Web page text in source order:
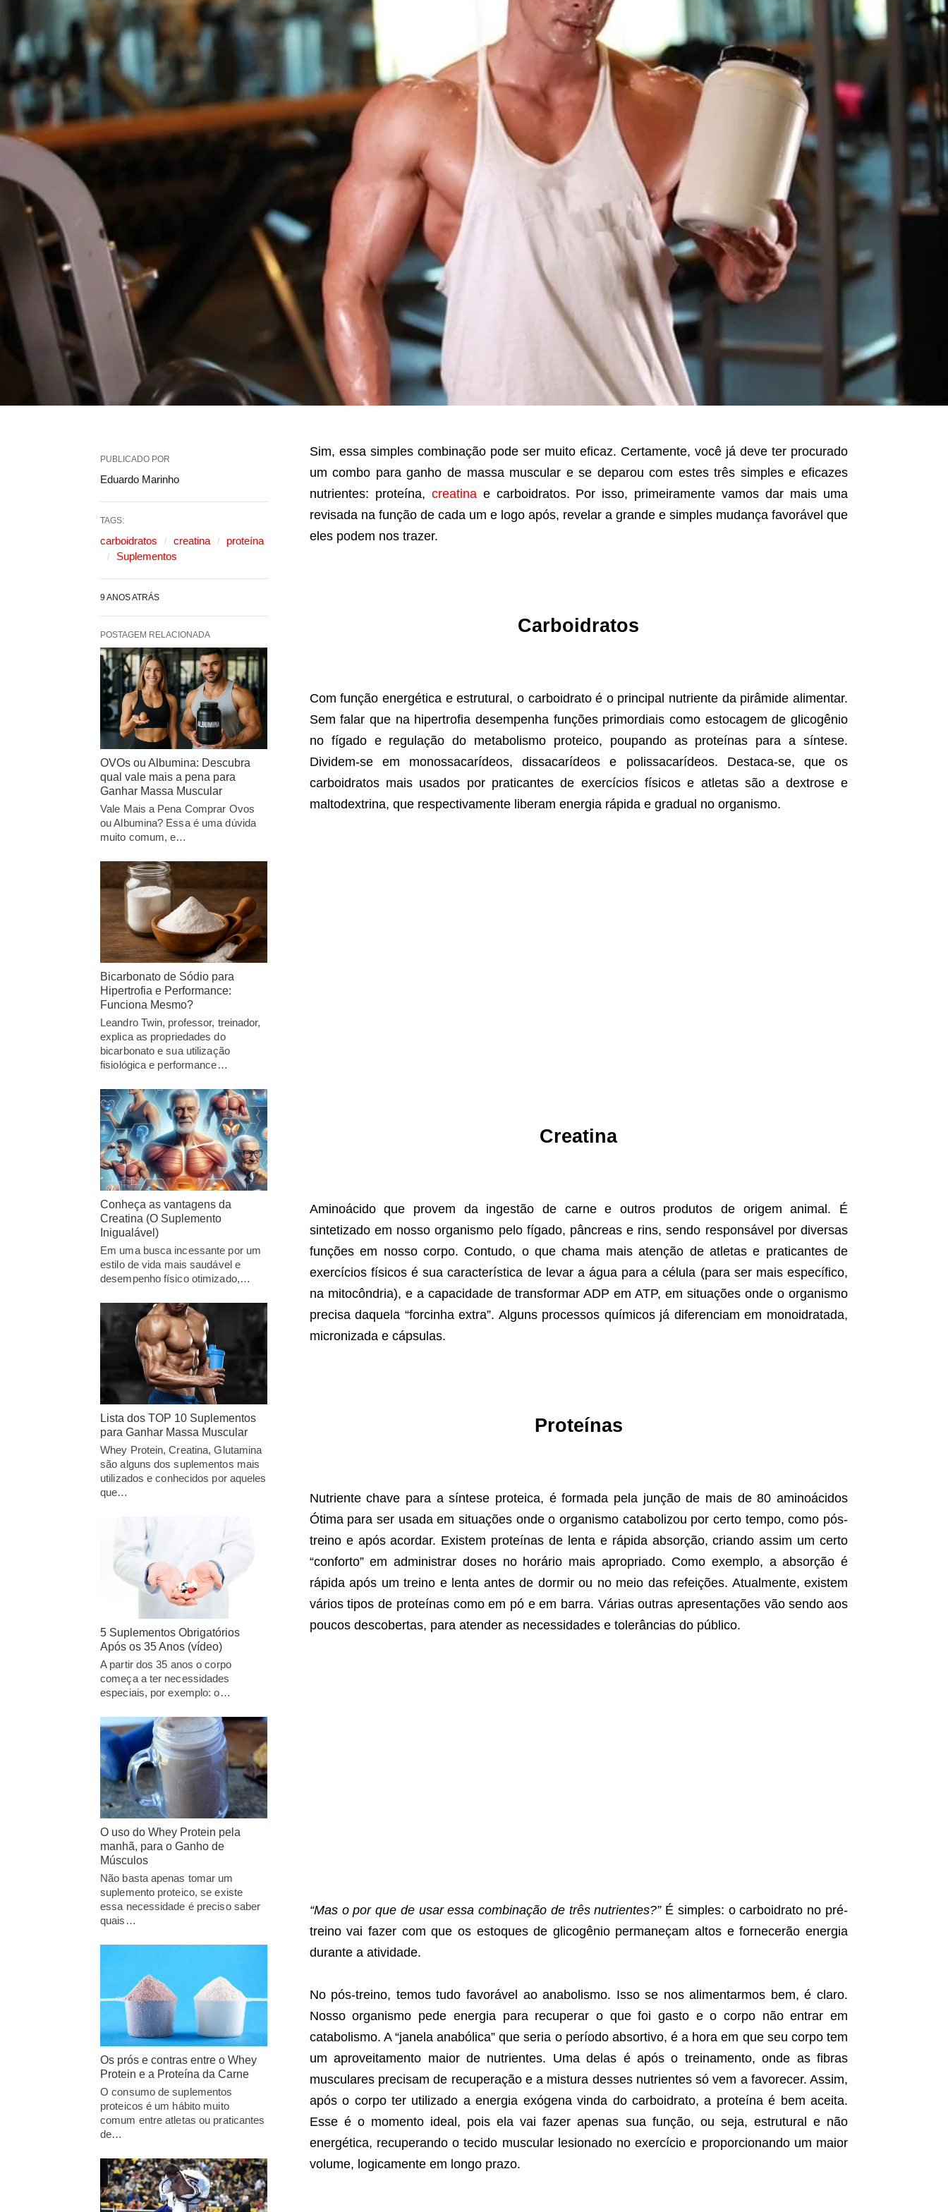
Sim, essa simples combinação pode ser muito eficaz. Certamente, você já deve ter procurado
um combo para ganho de massa muscular e se deparou com estes três simples e eficazes
nutrientes: proteína, creatinae carboidratos. Por isso, primeiramente vamos dar mais uma
revisada na função de cada um e logo após, revelar a grande e simples mudança favorável que
eles podem nos trazer.
Carboidratos
Com função energética e estrutural, o carboidrato é o principal nutriente da pirâmide alimentar.
Sem falar que na hipertrofia desempenha funções primordiais como estocagem de glicogênio
no fígado e regulação do metabolismo proteico, poupando as proteínas para a síntese.
Dividem-se em monossacarídeos, dissacarídeos e polissacarídeos. Destaca-se, que os
carboidratos mais usados por praticantes de exercícios físicos e atletas são a dextrose e
maltodextrina, que respectivamente liberam energia rápida e gradual no organismo.
Creatina
Aminoácido que provem da ingestão de carne e outros produtos de origem animal. É
sintetizado em nosso organismo pelo fígado, pâncreas e rins, sendo responsável por diversas
funções em nosso corpo. Contudo, o que chama mais atenção de atletas e praticantes de
exercícios físicos é sua característica de levar a água para a célula (para ser mais específico,
na mitocôndria), e a capacidade de transformar ADP em ATP, em situações onde o organismo
precisa daquela “forcinha extra”. Alguns processos químicos já diferenciam em monoidratada,
micronizada e cápsulas.
Proteínas
Nutriente chave para a síntese proteica, é formada pela junção de mais de 80 aminoácidos
Ótima para ser usada em situações onde o organismo catabolizou por certo tempo, como pós-
treino e após acordar. Existem proteínas de lenta e rápida absorção, criando assim um certo
“conforto” em administrar doses no horário mais apropriado. Como exemplo, a absorção é
rápida após um treino e lenta antes de dormir ou no meio das refeições. Atualmente, existem
vários tipos de proteínas como em pó e em barra. Várias outras apresentações vão sendo aos
poucos descobertas, para atender as necessidades e tolerâncias do público.
“Mas o por que de usar essa combinação de três nutrientes?” É simples: o carboidrato no pré-
treino vai fazer com que os estoques de glicogênio permaneçam altos e fornecerão energia
durante a atividade.
No pós-treino, temos tudo favorável ao anabolismo. Isso se nos alimentarmos bem, é claro.
Nosso organismo pede energia para recuperar o que foi gasto e o corpo não entrar em
catabolismo. A “janela anabólica” que seria o período absortivo, é a hora em que seu corpo tem
um aproveitamento maior de nutrientes. Uma delas é após o treinamento, onde as fibras
musculares precisam de recuperação e a mistura desses nutrientes só vem a favorecer. Assim,
após o corpo ter utilizado a energia exógena vinda do carboidrato, a proteína é bem aceita.
Esse é o momento ideal, pois ela vai fazer apenas sua função, ou seja, estrutural e não
energética, recuperando o tecido muscular lesionado no exercício e proporcionando um maior
volume, logicamente em longo prazo.
PUBLICADO POR
Eduardo Marinho
TAGS:
carboidratos creatina
proteína
Suplementos
9 ANOS ATRÁS
POSTAGEM RELACIONADA
OVOs ou Albumina: Descubra
qual vale mais a pena para
Ganhar Massa Muscular
Vale Mais a Pena Comprar Ovos
ou Albumina? Essa é uma dúvida
muito comum, e…
Bicarbonato de Sódio para
Hipertrofia e Performance:
Funciona Mesmo?
Leandro Twin, professor, treinador,
explica as propriedades do
bicarbonato e sua utilização
fisiológica e performance…
Conheça as vantagens da
Creatina (O Suplemento
Inigualável)
Em uma busca incessante por um
estilo de vida mais saudável e
desempenho físico otimizado,…
Lista dos TOP 10 Suplementos
para Ganhar Massa Muscular
Whey Protein, Creatina, Glutamina
são alguns dos suplementos mais
utilizados e conhecidos por aqueles
que…
5 Suplementos Obrigatórios
Após os 35 Anos (vídeo)
A partir dos 35 anos o corpo
começa a ter necessidades
especiais, por exemplo: o…
O uso do Whey Protein pela
manhã, para o Ganho de
Músculos
Não basta apenas tomar um
suplemento proteico, se existe
essa necessidade é preciso saber
quais…
Os prós e contras entre o Whey
Protein e a Proteína da Carne
O consumo de suplementos
proteicos é um hábito muito
comum entre atletas ou praticantes
de…